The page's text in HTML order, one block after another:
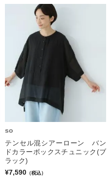
so
テンセル混シアーローン バン
ドカラーボックスチュニック(ブ
ラック)
¥7,590 （税込）